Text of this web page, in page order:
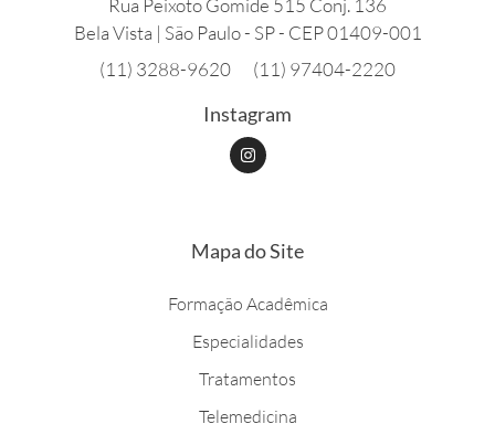
Bela Vista | São Paulo - SP - CEP 01409-001
(11) 3288-9620
(11) 97404-2220
Instagram
I
n
s
r
a
Mapa do Site
Formação Acadêmica
Especialidades
Tratamentos
Telemedicina